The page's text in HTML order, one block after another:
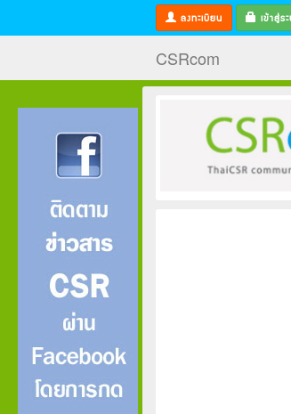
ลงทะเบียน เข้าสู่ร
CSRcom